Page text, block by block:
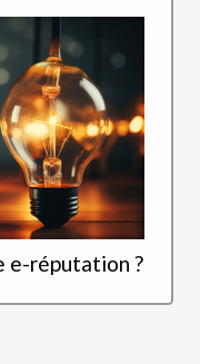
e-réputation ?